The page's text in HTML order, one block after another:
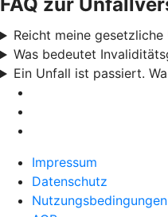
Reicht meine
Was bedeutet
Ein Unfall ist passiert.
Impressum
Datenschutz
Nutzungsbedingungen